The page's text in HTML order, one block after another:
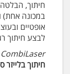
במכונה אחת)
לבצע חיתוך
CombiLaser
חיתוך בלייזר